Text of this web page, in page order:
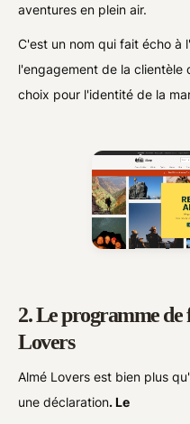
aventures en plein air.
C'est un nom qui fait écho à
l'engagement de la clientèle
choix pour l'identité de la
2. Le programme
Lovers
Almé Lovers est bien plus
une déclaration. Le